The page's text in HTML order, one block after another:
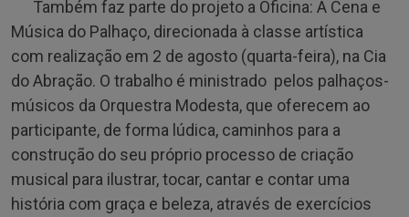
Também faz parte do projeto a Oficina: A Cena e
Música do Palhaço, direcionada à classe artística
com realização em 2 de agosto (quarta-feira), na Cia
do Abração. O trabalho é ministrado pelos palhaços-
músicos da Orquestra Modesta, que oferecem ao
participante, de forma lúdica, caminhos para a
construção do seu próprio processo de criação
musical para ilustrar, tocar, cantar e contar uma
história com graça e beleza, através de exercícios